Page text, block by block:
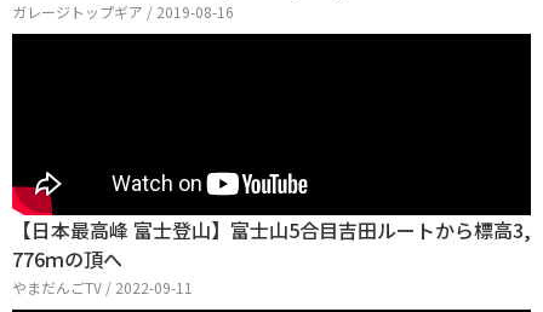
ガレージトップギア / 2019-08-16
【日本最高峰 富士登山】富士山5合目吉田ルートから標高3,
776ｍの頂へ
やまだんごTV / 2022-09-11